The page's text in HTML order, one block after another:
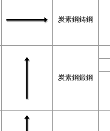
炭素鋼鋳鋼
炭素鋼鍛鋼